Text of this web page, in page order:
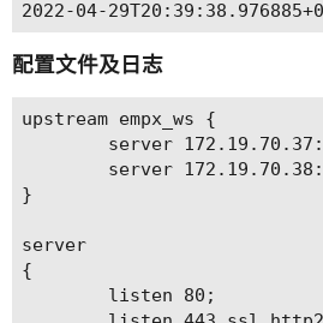
配置文件及日志
upstream empx_ws {
server
server
}
server
{
        listen 80;